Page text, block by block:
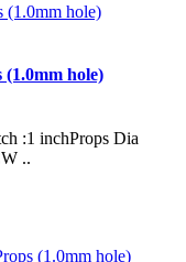
hole)
:1 inchProps Dia
..